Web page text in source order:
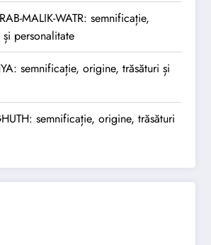
MALIK-WATR: semnificație,
personalitate
semnificație, origine, trăsături și
semnificație, origine, trăsături